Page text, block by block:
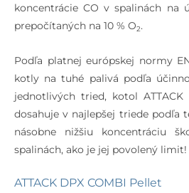
Trieda kotla
CO (podľa EN
303-5)
Teplota spalín
pri men.
Teplota spalín
koncentrácie CO v spalinách na
prepočítaných na 10 % O2.
Podľa platnej európskej normy
kotly na tuhé palivá podľa
jednotlivých tried, kotol ATTACK
dosahuje v najlepšej triede podľa
násobne nižšiu koncentráciu
spalinách, ako je jej povolený limit!
ATTACK DPX COMBI Pellet